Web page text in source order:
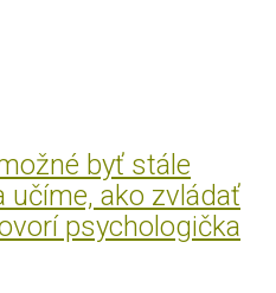
byť stále
učíme, ako zvládať
psychologička